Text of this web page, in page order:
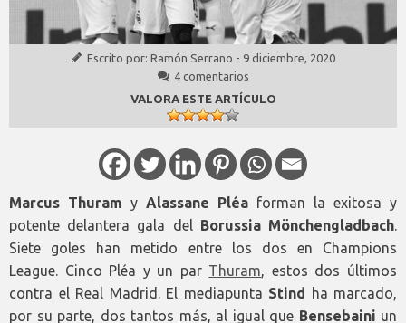
Escrito por: Ramón Serrano - 9 diciembre, 2020
4 comentarios
VALORA ESTE ARTÍCULO
Marcus Thuram y Alassane Pléa forman la exitosa y
potente delantera gala del Borussia Mönchengladbach.
Siete goles han metido entre los dos en Champions
League. Cinco Pléa y un par Thuram, estos dos últimos
contra el Real Madrid. El mediapunta Stind
ha marcado,
por su parte, dos tantos más, al igual que Bensebaini un